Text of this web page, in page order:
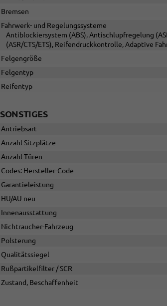
Bremsen
Fahrwerk- und Regelungssysteme
Antiblockiersystem (ABS), Antischlupfregelung
(ASR/CTS/ETS), Reifendruckkontrolle, Adaptive
Felgengröße
Felgentyp
Reifentyp
SONSTIGES
Antriebsart
Anzahl Sitzplätze
Anzahl Türen
Codes: Hersteller-Code
Garantieleistung
HU/AU neu
Innenausstattung
Nichtraucher-Fahrzeug
Polsterung
Qualitätssiegel
Rußpartikelfilter / SCR
Zustand, Beschaffenheit